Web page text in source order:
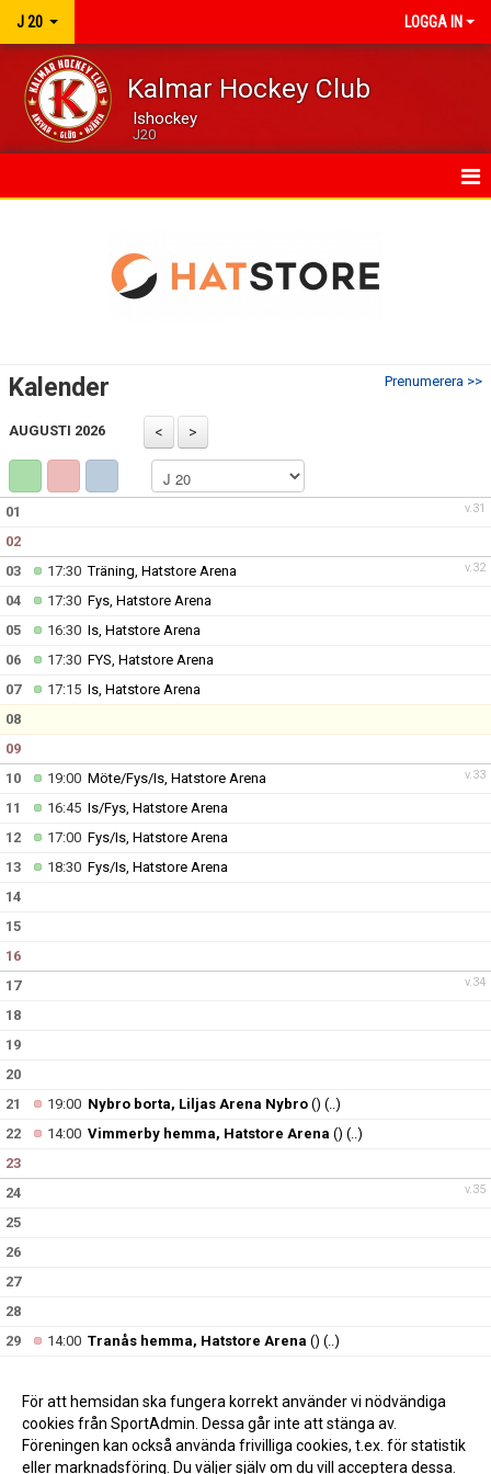
J 20 LOGGA IN
Kalmar Hockey Club
Ishockey
J20
Prenumerera >>
Kalender
AUGUSTI 2026
v.31
01
02
v.32
03 17:30Träning, Hatstore Arena
04
17:30 Fys, Hatstore Arena
05
16:30 Is, Hatstore Arena
06
17:30 FYS, Hatstore Arena
07
17:15 Is, Hatstore Arena
08
09
v.33
10 19:00 Möte/Fys/Is, Hatstore Arena
11
16:45 Is/Fys, Hatstore Arena
12
17:00 Fys/Is, Hatstore Arena
13
18:30 Fys/Is, Hatstore Arena
14
15
16
v.34
17
18
19
20
21
19:00 Nybro borta, Liljas Arena Nybro () (..)
22
14:00 Vimmerby hemma, Hatstore Arena () (..)
23
v.35
24
25
26
27
28
29
14:00 Tranås hemma, Hatstore Arena () (..)
För att hemsidan ska fungera korrekt använder vi nödvändiga
cookies från SportAdmin. Dessa går inte att stänga av.
Föreningen kan också använda frivilliga cookies, t.ex. för statistik
eller marknadsföring. Du väljer själv om du vill acceptera dessa.